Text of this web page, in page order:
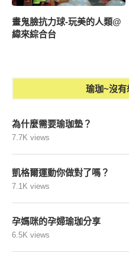
畫鬼臉抗力球-玩美的人類@
緯來綜合台
瑜珈~沒有
為什麼需要瑜珈墊？
7.7K views
凱格爾運動你做對了嗎？
7.1K views
孕媽咪的孕婦瑜珈分享
6.5K views